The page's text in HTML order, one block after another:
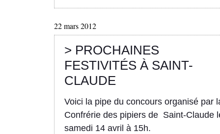
22 mars 2012
> PROCHAINES
FESTIVITÉS À SAINT-
CLAUDE
Voici la pipe du concours organisé par
Confrérie des pipiers de Saint-Claude
samedi 14 avril à 15h.